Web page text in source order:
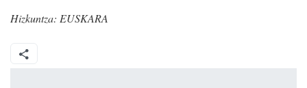
Hizkuntza: EUSKARA